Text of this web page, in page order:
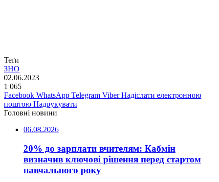
Теґи
ЗНО
02.06.2023
1 065
Facebook WhatsApp Telegram Viber Надіслати електронною
поштою Надрукувати
Головні новини
06.08.2026
20% до зарплати вчителям: Кабмін
визначив ключові рішення перед стартом
навчального року